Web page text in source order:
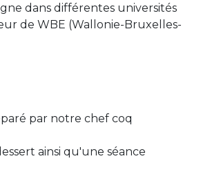
dans différentes universités
de WBE (Wallonie-Bruxelles-
par notre chef coq
ainsi qu'une séance